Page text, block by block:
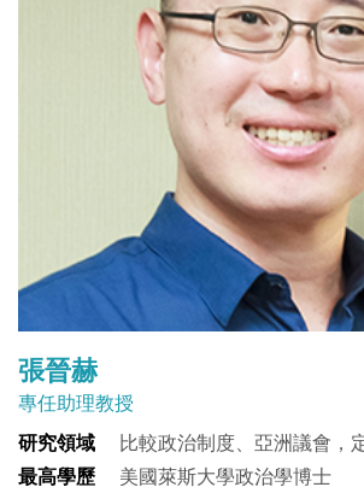
張晉赫
專任助理教授
研究領域
比較政治制度、亞洲議會，
最高學歷
美國萊斯大學政治學博士